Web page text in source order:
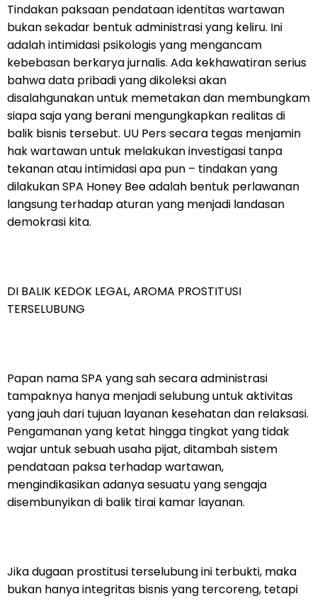
Tindakan paksaan pendataan identitas wartawan
bukan sekadar bentuk administrasi yang keliru. Ini
adalah intimidasi psikologis yang mengancam
kebebasan berkarya jurnalis. Ada kekhawatiran serius
bahwa data pribadi yang dikoleksi akan
disalahgunakan untuk memetakan dan membungkam
siapa saja yang berani mengungkapkan realitas di
balik bisnis tersebut. UU Pers secara tegas menjamin
hak wartawan untuk melakukan investigasi tanpa
tekanan atau intimidasi apa pun – tindakan yang
dilakukan SPA Honey Bee adalah bentuk perlawanan
langsung terhadap aturan yang menjadi landasan
demokrasi kita.
DI BALIK KEDOK LEGAL, AROMA PROSTITUSI
TERSELUBUNG
Papan nama SPA yang sah secara administrasi
tampaknya hanya menjadi selubung untuk aktivitas
yang jauh dari tujuan layanan kesehatan dan relaksasi.
Pengamanan yang ketat hingga tingkat yang tidak
wajar untuk sebuah usaha pijat, ditambah sistem
pendataan paksa terhadap wartawan,
mengindikasikan adanya sesuatu yang sengaja
disembunyikan di balik tirai kamar layanan.
Jika dugaan prostitusi terselubung ini terbukti, maka
bukan hanya integritas bisnis yang tercoreng, tetapi